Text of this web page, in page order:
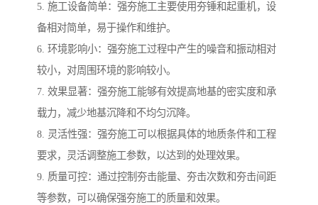
5. 施工设备简单：强夯施工主要使用夯锤和起重机，设
备相对简单，易于操作和维护。
6. 环境影响小：强夯施工过程中产生的噪音和振动相对
较小，对周围环境的影响较小。
7. 效果显著：强夯施工能够有效提高地基的密实度和承
载力，减少地基沉降和不均匀沉降。
8. 灵活性强：强夯施工可以根据具体的地质条件和工程
要求，灵活调整施工参数，以达到的处理效果。
9. 质量可控：通过控制夯击能量、夯击次数和夯击间距
等参数，可以确保强夯施工的质量和效果。